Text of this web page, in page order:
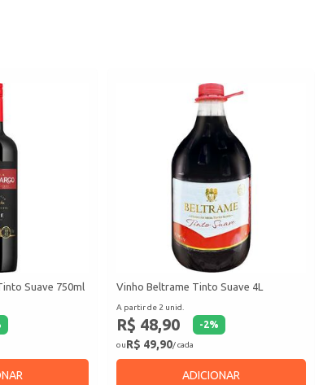
Suave 750ml Vinho Beltrame Tinto Suave 4L
A partir de 2 unid.
R$ 48,90 -2%
ouR$ 49,90/ cada
ADICIONAR